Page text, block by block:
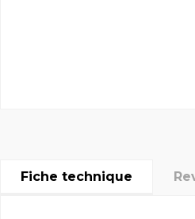
Fiche technique